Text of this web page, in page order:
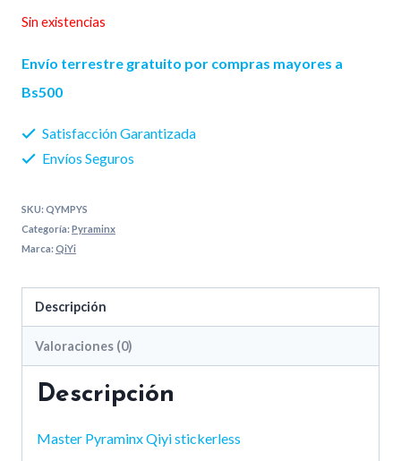
Sin existencias
Envío terrestre gratuito por compras mayores a
Bs500
Satisfacción Garantizada
Envíos Seguros
SKU:QYMPYS
Categoría:Pyraminx
Marca:QiYi
Descripción
Valoraciones (0)
Descripción
Master Pyraminx Qiyi stickerless